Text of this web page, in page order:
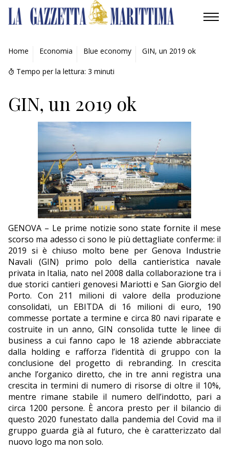
AMBIENTE
MOBILITÀ
INDUSTRIA
RICERCA
ECONOMIA
TURISMO
CULTURA
NAUTICA
EDITORIALI
Home Economia Blue economy GIN, un 2019 ok
Tempo per la lettura: 3 minuti
GIN, un 2019 ok
GENOVA – Le prime notizie sono state fornite il mese
scorso ma adesso ci sono le più dettagliate conferme: il
2019 si è chiuso molto bene per Genova Industrie
Navali (GIN) primo polo della cantieristica navale
privata in Italia, nato nel 2008 dalla collaborazione tra i
due storici cantieri genovesi Mariotti e San Giorgio del
Porto. Con 211 milioni di valore della produzione
consolidati, un EBITDA di 16 milioni di euro, 190
commesse portate a termine e circa 80 navi riparate e
costruite in un anno, GIN consolida tutte le linee di
business a cui fanno capo le 18 aziende abbracciate
dalla holding e rafforza l’identità di gruppo con la
conclusione del progetto di rebranding. In crescita
anche l’organico diretto, che in tre anni registra una
crescita in termini di numero di risorse di oltre il 10%,
mentre rimane stabile il numero dell’indotto, pari a
circa 1200 persone. È ancora presto per il bilancio di
questo 2020 funestato dalla pandemia del Covid ma il
gruppo guarda già al futuro, che è caratterizzato dal
nuovo logo ma non solo.